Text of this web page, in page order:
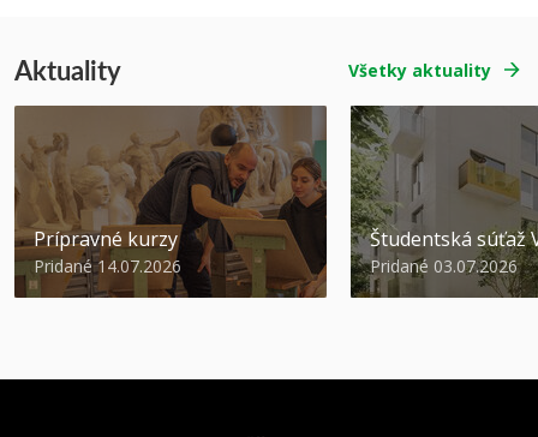
Aktuality Všetky aktuality
Prípravné kurzy
Pridané 14.07.2026
Študentská súťaž
Pridané 03.07.2026